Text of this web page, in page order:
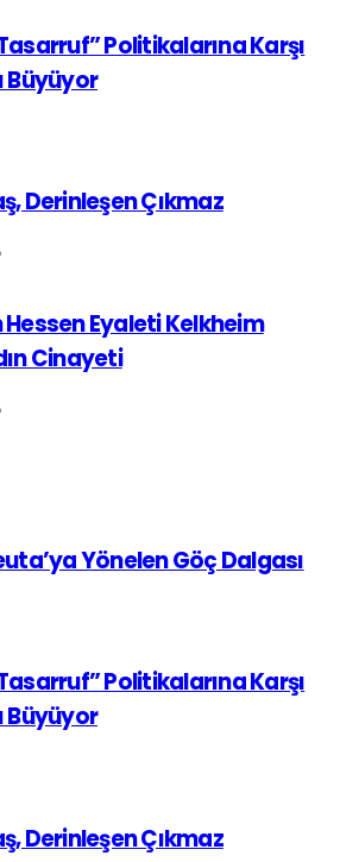
Politikalarına Karşı
Büyüyor
Derinleşen Çıkmaz
Hessen Eyaleti Kelkheim
Cinayeti
Yönelen Göç Dalgası
Politikalarına Karşı
Büyüyor
Derinleşen Çıkmaz